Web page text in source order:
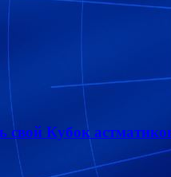
Кубок